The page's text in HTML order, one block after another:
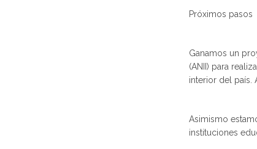
Próximos pasos
Ganamos un
(ANII) para
interior del país.
Asimismo
instituciones